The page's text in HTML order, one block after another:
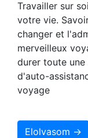
Travailler sur
votre vie.
changer et
merveilleux
durer toute une
d'auto-
voyage
Elolvasom →